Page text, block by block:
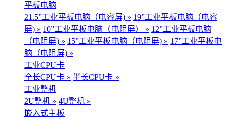
平板电脑
21.5”工业平板电脑（电容屏) » 19”工业平板电脑（电容
屏) » 10”工业平板电脑（电阻屏） » 12”工业平板电脑
（电阻屏) » 15”工业平板电脑（电阻屏) » 17”工业平板电
脑（电阻屏) »
工业CPU卡
全长CPU卡 » 半长CPU卡 »
工业整机
2U整机 » 4U整机 »
嵌入式主板